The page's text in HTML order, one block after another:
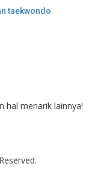
taekwondo
hal menarik lainnya!